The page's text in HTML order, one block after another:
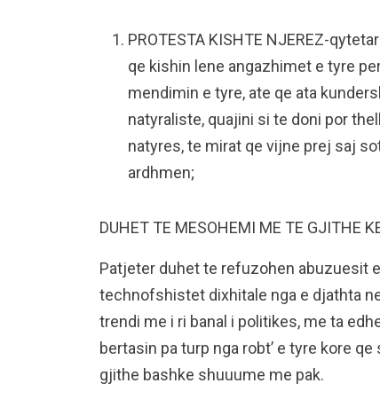
PROTESTA KISHTE NJEREZ-
qe kishin lene angazhimet e tyre
mendimin e tyre, ate qe ata
natyraliste, quajini si te doni por
natyres, te mirat qe vijne prej saj
ardhmen;
DUHET TE MESOHEMI ME TE GJITHE
Patjeter duhet te refuzohen abuzuesit
technofshistet dixhitale nga e djathta
trendi me i ri banal i politikes, me ta
bertasin pa turp nga robt’ e tyre kore
gjithe bashke shuuume me pak.